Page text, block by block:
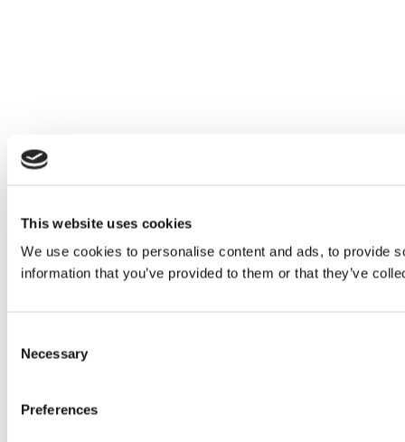
This website uses cookies
We use cookies to personalise content and ads, to provide
information that you’ve provided to them or that they’ve
Selection
Necessary
Preferences